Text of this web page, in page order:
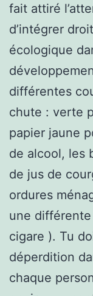
fait attiré
d’intégrer
écologique
différentes
chute : verte
papier jaune
de alcool, les
de jus de
ordures
une
cigare ). Tu
déperdition
chaque